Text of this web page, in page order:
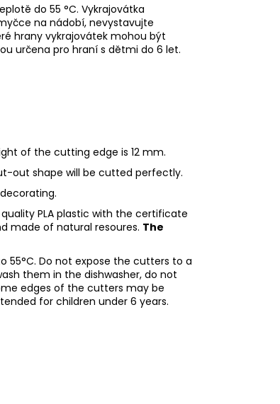
do 55 °C. Vykrajovátka
na nádobí, nevystavujte
hrany vykrajovátek mohou být
určena pro hraní s dětmi do 6 let.
of the cutting edge is 12 mm.
out shape will be cutted perfectly.
PLA plastic with the certificate
made of natural resoures. The
Do not expose the cutters to a
them in the dishwasher, do not
edges of the cutters may be
for children under 6 years.